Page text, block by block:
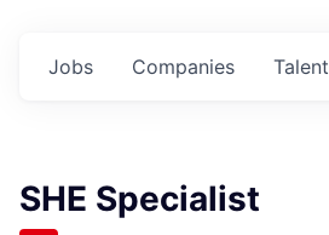
Jobs Companies Talent
SHE Specialist